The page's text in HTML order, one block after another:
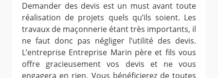
Demander des devis est un must avant toute
réalisation de projets quels qu’ils soient. Les
travaux de maçonnerie étant très importants, il
ne faut donc pas négliger l’utilité des devis.
L’entreprise Entreprise Marin père et fils vous
offre gracieusement vos devis et ne vous
engagera en rien. Vous bénéficierez de toutes